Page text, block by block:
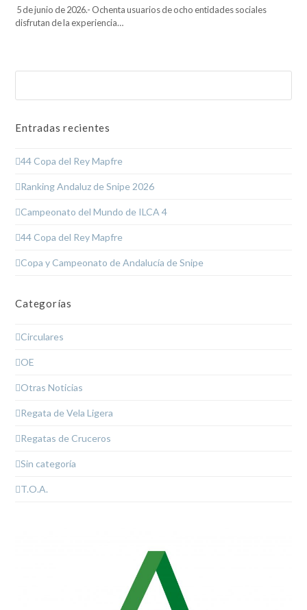
5 de junio de 2026.- Ochenta usuarios de ocho entidades sociales
disfrutan de la experiencia…
Entradas recientes
44 Copa del Rey Mapfre
Ranking Andaluz de Snipe 2026
Campeonato del Mundo de ILCA 4
44 Copa del Rey Mapfre
Copa y Campeonato de Andalucía de Snipe
Categorías
Circulares
OE
Otras Noticias
Regata de Vela Ligera
Regatas de Cruceros
Sin categoría
T.O.A.